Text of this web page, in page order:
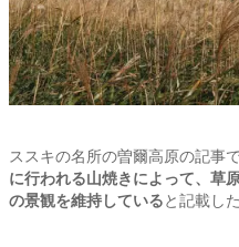
ススキの名所の曽爾高原の記事で
に行われる山焼きによって、草
の景観を維持していると記載した